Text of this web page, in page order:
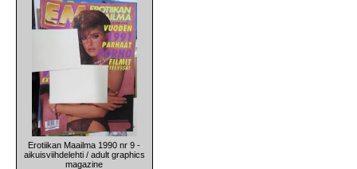
Erotiikan Maailma 1990 nr 9 -
aikuisviihdelehti / adult graphics
magazine